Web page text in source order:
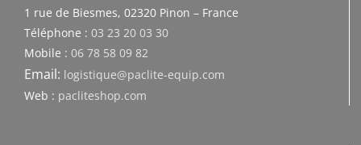
1 rue de Biesmes, 02320 Pinon – France
Téléphone : 03 23 20 03 30
Mobile : 06 78 58 09 82
Email: logistique@paclite-equip.com
Web : pacliteshop.com